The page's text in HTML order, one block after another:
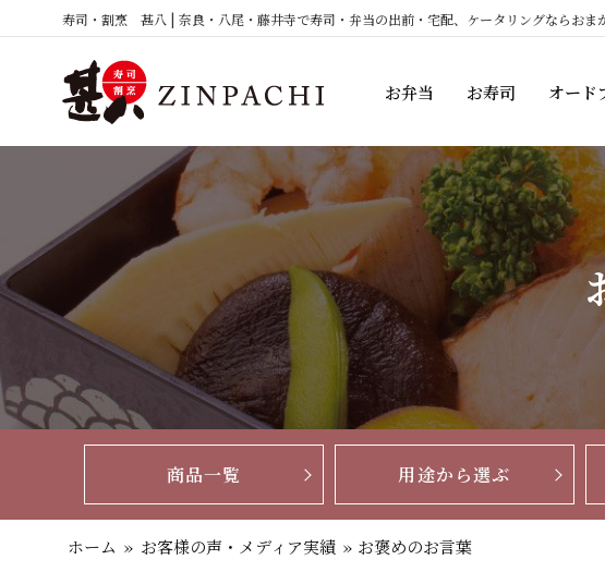
ン
プ
寿司・割烹 甚八 | 奈良・八尾・藤井寺で寿司・弁当の出前・宅配、ケータリングならおま
お弁当 お寿司 オード
商品一覧 用途から選ぶ
ホーム » お客様の声・メディア実績 » お褒めのお言葉